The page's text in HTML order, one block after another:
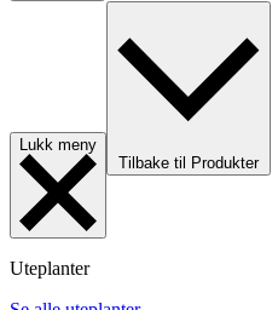
Lukk meny
Tilbake til Produkter
Uteplanter